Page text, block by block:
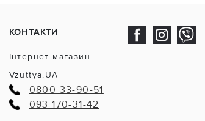
КОНТАКТИ
Інтернет магазин
Vzuttya.UA
0800 33-90-51
093 170-31-42